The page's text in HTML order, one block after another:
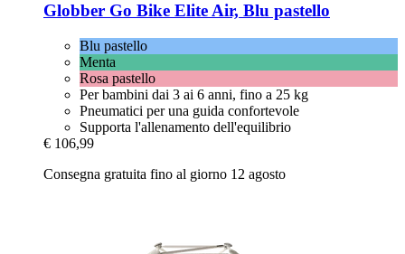
Globber Go Bike Elite Air, Blu pastello
Blu pastello
Menta
Rosa pastello
Per bambini dai 3 ai 6 anni, fino a 25 kg
Pneumatici per una guida confortevole
Supporta l'allenamento dell'equilibrio
€ 106,99
Consegna gratuita fino al giorno 12 agosto